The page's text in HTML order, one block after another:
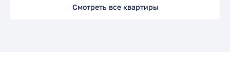
Смотреть все квартиры